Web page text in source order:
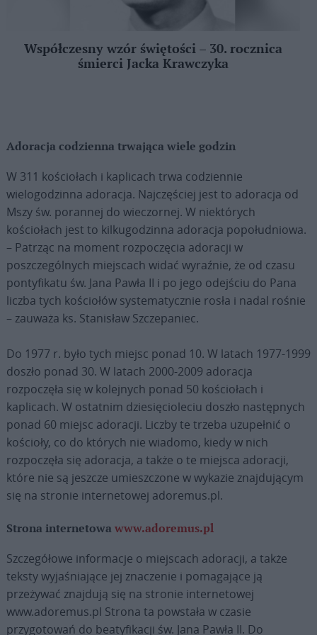
Współczesny wzór świętości – 30. rocznica
śmierci Jacka Krawczyka
Adoracja codzienna trwająca wiele godzin
W 311 kościołach i kaplicach trwa codziennie
wielogodzinna adoracja. Najczęściej jest to adoracja od
Mszy św. porannej do wieczornej. W niektórych
kościołach jest to kilkugodzinna adoracja popołudniowa.
– Patrząc na moment rozpoczęcia adoracji w
poszczególnych miejscach widać wyraźnie, że od czasu
pontyfikatu św. Jana Pawła II i po jego odejściu do Pana
liczba tych kościołów systematycznie rosła i nadal rośnie
– zauważa ks. Stanisław Szczepaniec.
Do 1977 r. było tych miejsc ponad 10. W latach 1977-1999
doszło ponad 30. W latach 2000-2009 adoracja
rozpoczęła się w kolejnych ponad 50 kościołach i
kaplicach. W ostatnim dziesięcioleciu doszło następnych
ponad 60 miejsc adoracji. Liczby te trzeba uzupełnić o
kościoły, co do których nie wiadomo, kiedy w nich
rozpoczęła się adoracja, a także o te miejsca adoracji,
które nie są jeszcze umieszczone w wykazie znajdującym
się na stronie internetowej adoremus.pl.
Strona internetowa www.adoremus.pl
Szczegółowe informacje o miejscach adoracji, a także
teksty wyjaśniające jej znaczenie i pomagające ją
przeżywać znajdują się na stronie internetowej
www.adoremus.pl Strona ta powstała w czasie
przygotowań do beatyfikacji św. Jana Pawła II. Do